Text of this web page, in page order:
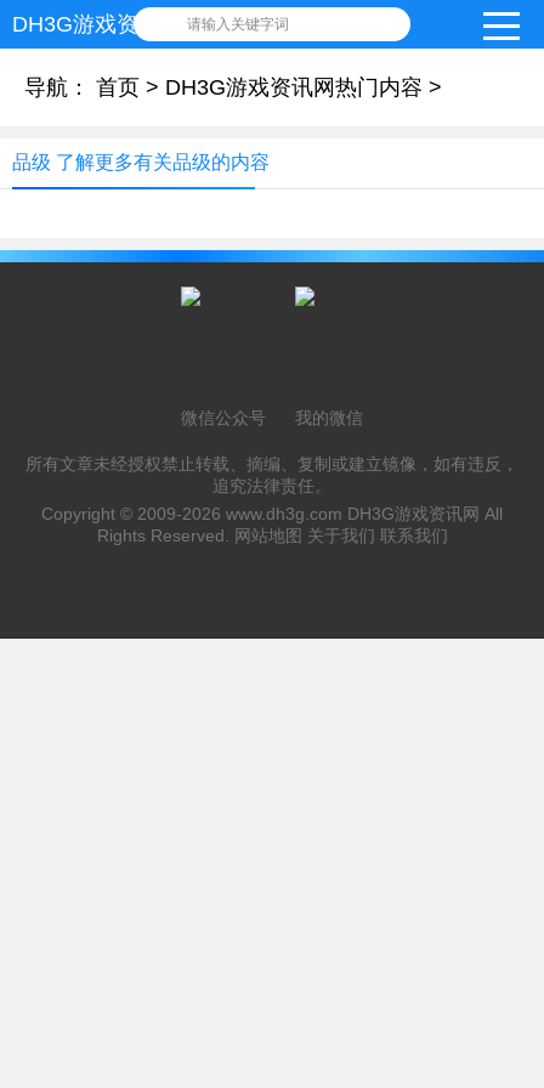
DH3G游戏资讯网 请输入关键字词
导航： 首页 > DH3G游戏资讯网热门内容 >
品级 了解更多有关品级的内容
微信公众号 我的微信
所有文章未经授权禁止转载、摘编、复制或建立镜像，如有违反，
追究法律责任。
Copyright © 2009-2026 www.dh3g.com DH3G游戏资讯网 All
Rights Reserved.
网站地图 关于我们 联系我们